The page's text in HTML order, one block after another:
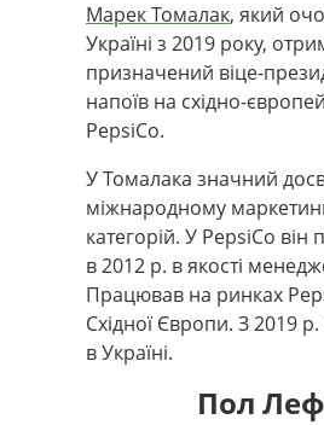
Марек Томалак, який
Україні з 2019 року,
призначений віце-
напоїв на східно-
PepsiCo.
У Томалака значний
міжнародному
категорій. У PepsiCo
в 2012 р. в якості
Працював на ринках
Східної Європи. З 2019
в Україні.
Пол